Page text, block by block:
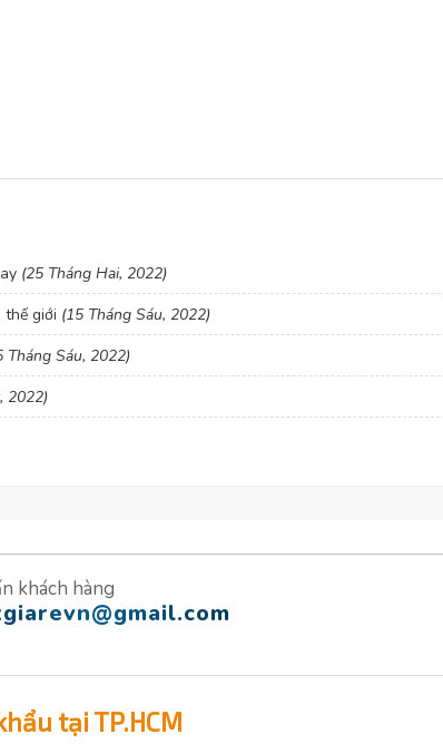
(25 Tháng Hai, 2022)
thế giới (15 Tháng Sáu, 2022)
Tháng Sáu, 2022)
2022)
khách hàng
tại TP.HCM